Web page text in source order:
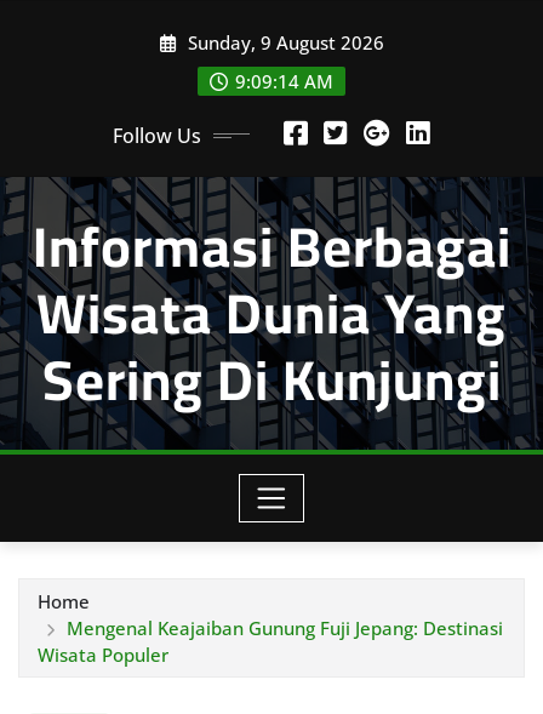
Sunday, 9 August 2026
9:09:14 AM
Follow Us
Informasi Berbagai
Wisata Dunia Yang
Sering Di Kunjungi
Home
Mengenal Keajaiban Gunung Fuji Jepang: Destinasi
Wisata Populer